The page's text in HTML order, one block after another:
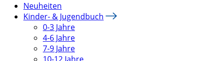
Neuheiten
Kinder- & Jugendbuch
0-3 Jahre
4-6 Jahre
7-9 Jahre